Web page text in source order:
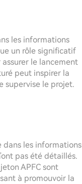
les informations
un rôle significatif
le lancement
peut inspirer la
supervise le projet.
dans les informations
pas été détaillés.
APFC sont
à promouvoir la